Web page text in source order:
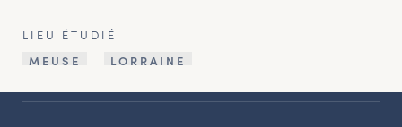
LIEU ÉTUDIÉ
MEUSE
LORRAINE